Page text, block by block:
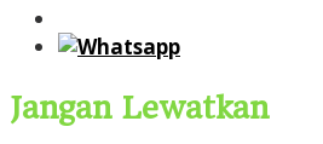
Jangan Lewatkan